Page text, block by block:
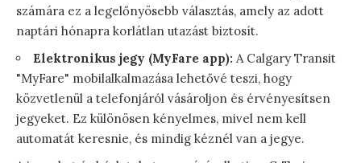
számára ez a legelőnyösebb választás, amely az adott
naptári hónapra korlátlan utazást biztosít.
Elektronikus jegy (MyFare app): A Calgary Transit
"MyFare" mobilalkalmazása lehetővé teszi, hogy
közvetlenül a telefonjáról vásároljon és érvényesítsen
jegyeket. Ez különösen kényelmes, mivel nem kell
automatát keresnie, és mindig kéznél van a jegye.